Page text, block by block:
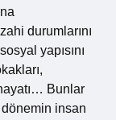
durumlarını
yapısını
Bunlar
insan